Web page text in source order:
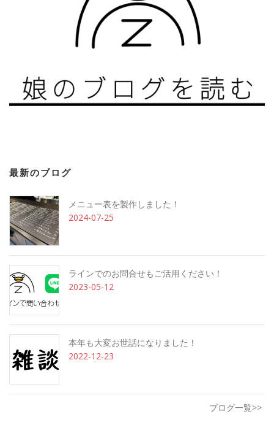
最新のブログ
メニュー表を製作しました！
2024-07-25
ラインでのお問合せもご活用ください！
2023-05-12
本年も大変お世話になりました！
2022-12-23
ブログ一覧>>